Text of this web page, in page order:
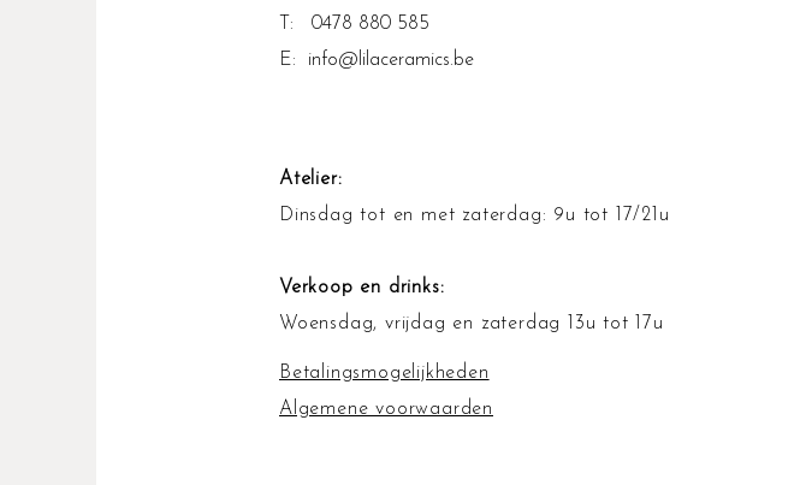
T: 0478 880 585
E: info@lilaceramics.be
Atelier:
Dinsdag tot en met zaterdag: 9u tot 17/21u
Verkoop en drinks:
Woensdag, vrijdag en zaterdag 13u tot 17u
Betalingsmogelijkheden
Algemene voorwaarden